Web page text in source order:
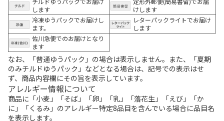
します
けします
冷凍ゆうパックでお届けし
ます。
レターパックライトでお届け
します
佐川急便でのお届けとなり
ます
なお、「普通ゆうパック」の場合は表示しません。また、「夏期
のみチルドゆうパック」などとなる場合は、記号での表示はせ
ず、商品内容欄にその旨を表示しています。
アレルギー情報について
商品に「小麦」「そば」「卵」「乳」「落花生」「えび」「か
に」「くるみ」のアレルギー特定8品目を含んでいる場合に品目名
を表示します。